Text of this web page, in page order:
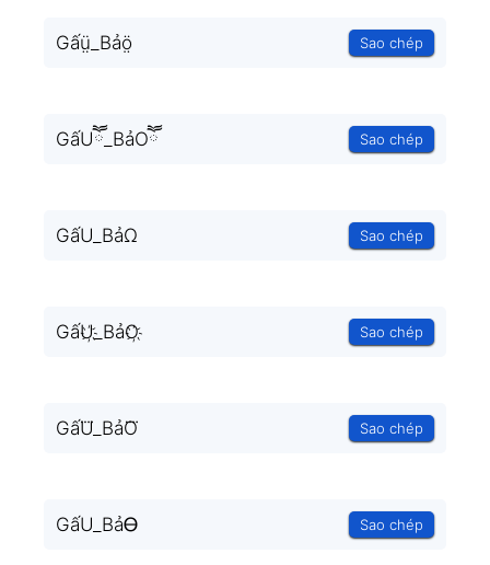
Gấṳ̈_Bảö̤ Sao chép
GấUཽ_BảOཽ Sao chép
GấU_BảΩ Sao chép
GấU҉_BảO҉ Sao chép
GấU⃜_BảO⃜ Sao chép
GấU_BảᎾ Sao chép